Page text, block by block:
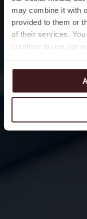
may combine it with
provided to them or
of their services.
continue to use our